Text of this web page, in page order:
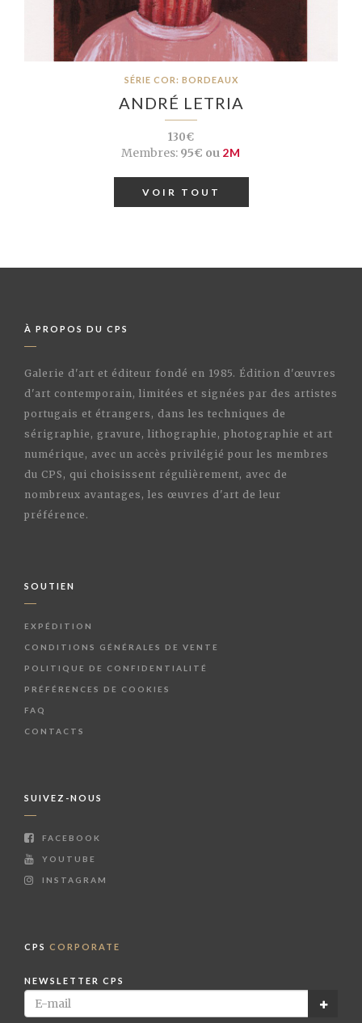
SÉRIE COR: BORDEAUX
ANDRÉ LETRIA
130€
Membres: 95€ ou 2M
VOIR TOUT
À PROPOS DU CPS
Galerie d'art et éditeur fondé en 1985. Édition d'œuvres
d'art contemporain, limitées et signées par des artistes
portugais et étrangers, dans les techniques de
sérigraphie, gravure, lithographie, photographie et art
numérique, avec un accès privilégié pour les membres
du CPS, qui choisissent régulièrement, avec de
nombreux avantages, les œuvres d'art de leur
préférence.
SOUTIEN
EXPÉDITION
CONDITIONS GÉNÉRALES DE VENTE
POLITIQUE DE CONFIDENTIALITÉ
PRÉFÉRENCES DE COOKIES
FAQ
CONTACTS
SUIVEZ-NOUS
FACEBOOK
YOUTUBE
INSTAGRAM
CPS CORPORATE
NEWSLETTER CPS